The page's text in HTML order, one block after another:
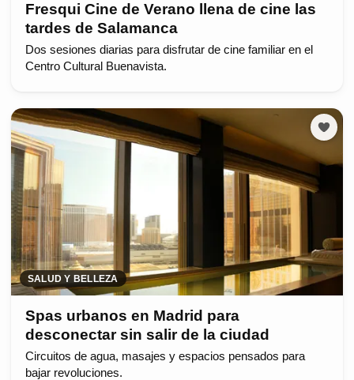
Fresqui Cine de Verano llena de cine las
tardes de Salamanca
Dos sesiones diarias para disfrutar de cine familiar en el
Centro Cultural Buenavista.
SALUD Y BELLEZA
Spas urbanos en Madrid para
desconectar sin salir de la ciudad
Circuitos de agua, masajes y espacios pensados para
bajar revoluciones.